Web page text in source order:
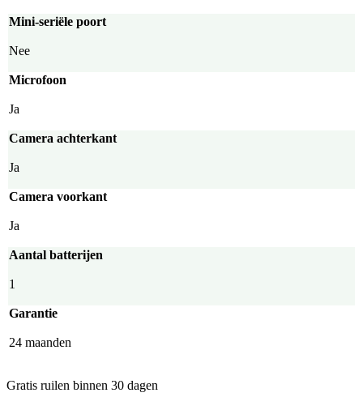
Mini-seriële poort
Nee
Microfoon
Ja
Camera achterkant
Ja
Camera voorkant
Ja
Aantal batterijen
1
Garantie
24 maanden
Gratis ruilen binnen 30 dagen